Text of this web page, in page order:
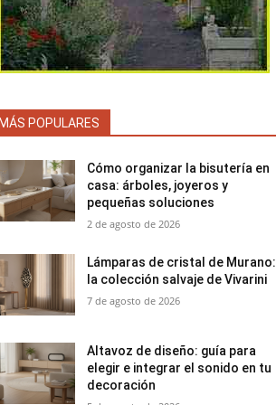
MÁS POPULARES
Cómo organizar la bisutería en
casa: árboles, joyeros y
pequeñas soluciones
2 de agosto de 2026
Lámparas de cristal de Murano:
la colección salvaje de Vivarini
7 de agosto de 2026
Altavoz de diseño: guía para
elegir e integrar el sonido en tu
decoración